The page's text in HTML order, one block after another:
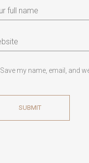
Save my name, email, and